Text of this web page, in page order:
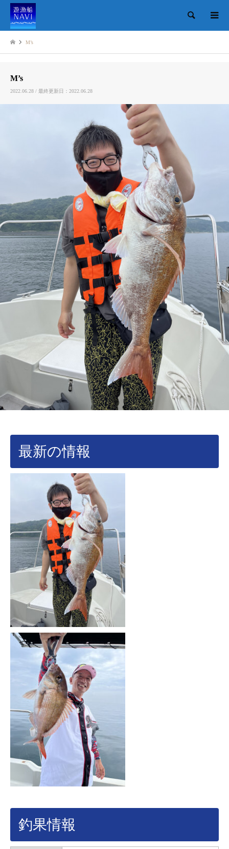
検索
M’s
M’s
2022.06.28 / 最終更新日：2022.06.28
最新の情報
釣果情報